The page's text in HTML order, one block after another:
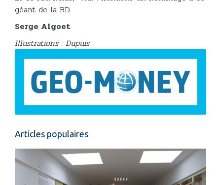
géant de la BD.
Serge Algoet
Illustrations : Dupuis
Articles populaires